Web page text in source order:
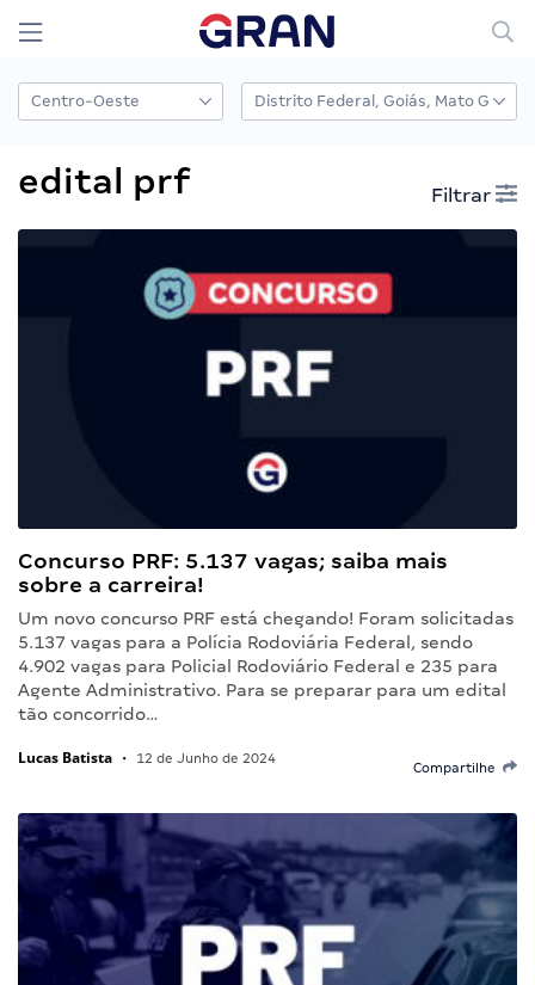
edital prf Filtrar
Concurso PRF: 5.137 vagas; saiba mais
sobre a carreira!
Um novo concurso PRF está chegando! Foram solicitadas
5.137 vagas para a Polícia Rodoviária Federal, sendo
4.902 vagas para Policial Rodoviário Federal e 235 para
Agente Administrativo. Para se preparar para um edital
tão concorrido…
Lucas Batista • 12 de Junho de 2024
Compartilhe